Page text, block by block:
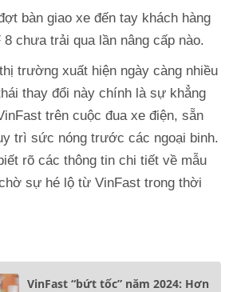
bàn giao xe đến tay khách hàng
chưa trải qua lần nâng cấp nào.
trường xuất hiện ngày càng nhiều
thay đổi này chính là sự khẳng
trên cuộc đua xe điện, sẵn
trì sức nóng trước các ngoại binh.
rõ các thông tin chi tiết về mẫu
sự hé lộ từ VinFast trong thời
VinFast “bứt tốc” năm 2024: Hơn